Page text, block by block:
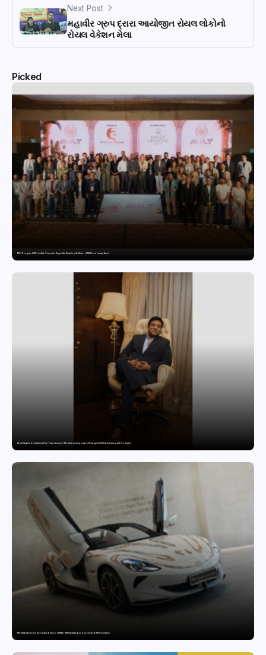
Next Post
મહાવીર ગ્રુપ દ્રારા આયોજીત રોયલ લોકોનો
રોયલ વેકેશન મેલા
Picked
MILT Congress 2026: India’s Corporate Buyers Are Rewriting the Rules of MICE and Luxury Travel
Sajid Qureshi Completes a Five-Year Journey in Revolutionizing India’s Restaurant DOOH Advertising with Fodxpert
MG SELECT launches the Couture Edition of M9 at INR 84.94 Lakh and Cyberster at INR 87.49 Lakh